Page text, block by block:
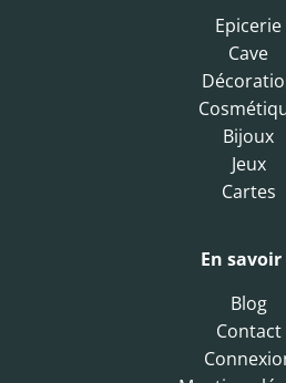
Epicerie
Cave
Bijoux
Jeux
Cartes
En savoir
Blog
Contact